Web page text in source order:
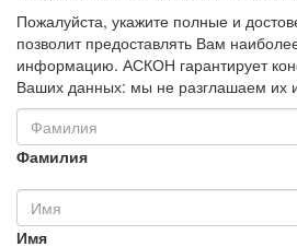
Пожалуйста, укажите полные и
позволит предоставлять Вам
информацию. АСКОН гарантирует
Ваших данных: мы не разглашаем их
Фамилия
Имя